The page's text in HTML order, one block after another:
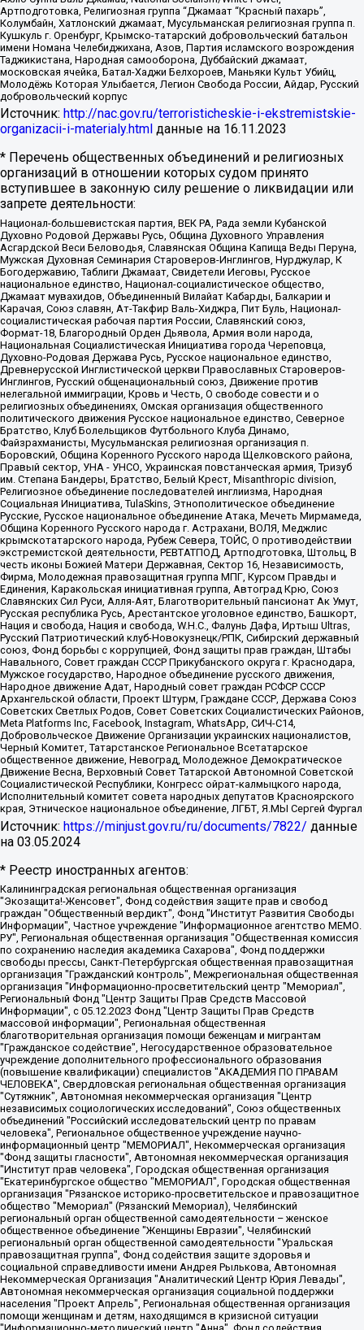
Артподготовка, Религиозная группа “Джамаат “Красный пахарь”,
Колумбайн, Хатлонский джамаат, Мусульманская религиозная группа п.
Кушкуль г. Оренбург, Крымско-татарский добровольческий батальон
имени Номана Челебиджихана, Азов, Партия исламского возрождения
Таджикистана, Народная самооборона, Дуббайский джамаат,
московская ячейка, Батал-Хаджи Белхороев, Маньяки Культ Убийц,
Молодёжь Которая Улыбается, Легион Свобода России, Айдар, Русский
добровольческий корпус
Источник: http://nac.gov.ru/terroristicheskie-i-ekstremistskie-
organizacii-i-materialy.html данные на 16.11.2023
* Перечень общественных объединений и религиозных
организаций в отношении которых судом принято
вступившее в законную силу решение о ликвидации или
запрете деятельности:
Национал-большевистская партия, ВЕК РА, Рада земли Кубанской
Духовно Родовой Державы Русь, Община Духовного Управления
Асгардской Веси Беловодья, Славянская Община Капища Веды Перуна,
Мужская Духовная Семинария Староверов-Инглингов, Нурджулар, К
Богодержавию, Таблиги Джамаат, Свидетели Иеговы, Русское
национальное единство, Национал-социалистическое общество,
Джамаат мувахидов, Объединенный Вилайат Кабарды, Балкарии и
Карачая, Союз славян, Ат-Такфир Валь-Хиджра, Пит Буль, Национал-
социалистическая рабочая партия России, Славянский союз,
Формат-18, Благородный Орден Дьявола, Армия воли народа,
Национальная Социалистическая Инициатива города Череповца,
Духовно-Родовая Держава Русь, Русское национальное единство,
Древнерусской Инглистической церкви Православных Староверов-
Инглингов, Русский общенациональный союз, Движение против
нелегальной иммиграции, Кровь и Честь, О свободе совести и о
религиозных объединениях, Омская организация общественного
политического движения Русское национальное единство, Северное
Братство, Клуб Болельщиков Футбольного Клуба Динамо,
Файзрахманисты, Мусульманская религиозная организация п.
Боровский, Община Коренного Русского народа Щелковского района,
Правый сектор, УНА - УНСО, Украинская повстанческая армия, Тризуб
им. Степана Бандеры, Братство, Белый Крест, Misanthropic division,
Религиозное объединение последователей инглиизма, Народная
Социальная Инициатива, TulaSkins, Этнополитическое объединение
Русские, Русское национальное объединение Атака, Мечеть Мирмамеда,
Община Коренного Русского народа г. Астрахани, ВОЛЯ, Меджлис
крымскотатарского народа, Рубеж Севера, ТОЙС, О противодействии
экстремистской деятельности, РЕВТАТПОД, Артподготовка, Штольц, В
честь иконы Божией Матери Державная, Сектор 16, Независимость,
Фирма, Молодежная правозащитная группа МПГ, Курсом Правды и
Единения, Каракольская инициативная группа, Автоград Крю, Союз
Славянских Сил Руси, Алля-Аят, Благотворительный пансионат Ак Умут,
Русская республика Русь, Арестантское уголовное единство, Башкорт,
Нация и свобода, Нация и свобода, W.H.С., Фалунь Дафа, Иртыш Ultras,
Русский Патриотический клуб-Новокузнецк/РПК, Сибирский державный
союз, Фонд борьбы с коррупцией, Фонд защиты прав граждан, Штабы
Навального, Совет граждан СССР Прикубанского округа г. Краснодара,
Мужское государство, Народное объединение русского движения,
Народное движение Адат, Народный совет граждан РСФСР СССР
Архангельской области, Проект Штурм, Граждане СССР, Держава Союз
Советских Светлых Родов, Совет Советских Социалистических Районов,
Meta Platforms Inc, Facebook, Instagram, WhatsApp, СИЧ-С14,
Добровольческое Движение Организации украинских националистов,
Черный Комитет, Татарстанское Региональное Всетатарское
общественное движение, Невоград, Молодежное Демократическое
Движение Весна, Верховный Совет Татарской Автономной Советской
Социалистической Республики, Конгресс ойрат-калмыцкого народа,
Исполнительный комитет совета народных депутатов Красноярского
края, Этническое национальное объединение, ЛГБТ, Я.МЫ Сергей Фургал
Источник: https://minjust.gov.ru/ru/documents/7822/ данные
на 03.05.2024
* Реестр иностранных агентов:
Калининградская региональная общественная организация "Экозащита!-Женсовет", Фонд содействия защите прав и свобод граждан "Общественный вердикт", Фонд "Институт Развития Свободы Информации", Частное учреждение "Информационное агентство МЕМО. РУ", Региональная общественная организация "Общественная комиссия по сохранению наследия академика Сахарова", Фонд поддержки свободы прессы, Санкт-Петербургская общественная правозащитная организация "Гражданский контроль", Межрегиональная общественная организация "Информационно-просветительский центр "Мемориал", Региональный Фонд "Центр Защиты Прав Средств Массовой Информации", с 05.12.2023 Фонд "Центр Защиты Прав Средств массовой информации", Региональная общественная благотворительная организация помощи беженцам и мигрантам "Гражданское содействие", Негосударственное образовательное учреждение дополнительного профессионального образования (повышение квалификации) специалистов "АКАДЕМИЯ ПО ПРАВАМ ЧЕЛОВЕКА", Свердловская региональная общественная организация "Сутяжник", Автономная некоммерческая организация "Центр независимых социологических исследований", Союз общественных объединений "Российский исследовательский центр по правам человека", Региональное общественное учреждение научно-информационный центр "МЕМОРИАЛ", Некоммерческая организация "Фонд защиты гласности", Автономная некоммерческая организация "Институт прав человека", Городская общественная организация "Екатеринбургское общество "МЕМОРИАЛ", Городская общественная организация "Рязанское историко-просветительское и правозащитное общество "Мемориал" (Рязанский Мемориал), Челябинский региональный орган общественной самодеятельности – женское общественное объединение "Женщины Евразии", Челябинский региональный орган общественной самодеятельности "Уральская правозащитная группа", Фонд содействия защите здоровья и социальной справедливости имени Андрея Рылькова, Автономная Некоммерческая Организация "Аналитический Центр Юрия Левады", Автономная некоммерческая организация социальной поддержки населения "Проект Апрель", Региональная общественная организация помощи женщинам и детям, находящимся в кризисной ситуации "Информационно-методический центр "Анна", Фонд содействия развитию массовых коммуникаций и правовому просвещению "Так-так-Так", Фонд содействия устойчивому развитию "Серебряная тайга", Свердловский региональный общественный фонд социальных проектов "Новое время", "Idel.Реалии", Кавказ.Реалии, Крым.Реалии, Телеканал Настоящее Время, Татаро-башкирская служба Радио Свобода (Azatliq Radiosi), Радио Свободная Европа/Радио Свобода (PCE/PC), "Сибирь.Реалии", "Фактограф", Благотворительный фонд помощи осужденным и их семьям, Автономная некоммерческая организация "Институт глобализации и социальных движений", Фонд "В защиту прав заключенных", Частное учреждение "Центр поддержки и содействия развитию средств массовой информации", Пензенский региональный общественный благотворительный фонд "Гражданский союз", "Север.Реалии", Некоммерческая организация Фонд "Правовая инициатива", Общество с ограниченной ответственностью "Радио Свободная Европа/Радио Свобода", Чешское информационное агентство "MEDIUM-ORIENT", Красноярская региональная общественная организация "Мы против СПИДа", Камалягин Денис Николаевич, Маркелов Сергей Евгеньевич, Пономарев Лев Александрович, Савицкая Людмила Алексеевна, Автономная некоммерческая организация "Центр по работе с проблемой насилия "НАСИЛИЮ.НЕТ", Межрегиональный профессиональный союз работников здравоохранения "Альянс врачей", Юридическое лицо, зарегистрированное в Латвийской Республике, SIA "Medusa Project" (регистрационный номер 40103797863, дата регистрации 10.06.2014), Некоммерческая организация "Фонд по борьбе с коррупцией", Автономная некоммерческая организация "Институт права и публичной политики", Баданин Роман Сергеевич, Гликин Максим Александрович, Железнова Мария Михайловна, Лукьянова Юлия Сергеевна, Маетная Елизавета Витальевна, Маняхин Петр Борисович, Чуракова Ольга Владимировна, Ярош Юлия Петровна, Юридическое лицо "The Insider SIA", зарегистрированное в Риге, Латвийская Республика (дата регистрации 26.06.2015), являющееся администратором доменного имени интернет-издания "The Insider SIA", https://theins.ru, Постернак Алексей Евгеньевич, Рубин Михаил Аркадьевич, Анин Роман Александрович, Юридическое лицо Istories fonds, зарегистрированное в Латвийской Республике (регистрационный номер 50008295751, дата регистрации 24.02.2020), Великовский Дмитрий Александрович, Долинина Ирина Николаевна, Мароховская Алеся Алексеевна, Шлейнов Роман Юрьевич, Шмагун Олеся Валентиновна, Общество с ограниченной ответственностью "Альтаир 2021", Общество с ограниченной ответственностью "Вега 2021", Общество с ограниченной ответственностью "Главный редактор 2021", Общество с ограниченной ответственностью "Ромашки монолит", Важенков Артем Валерьевич, Ивановская областная общественная организация "Центр гендерных исследований", Гурман Юрий Альбертович, Медиапроект "ОВД-Инфо", Егоров Владимир Владимирович, Жилинский Владимир Александрович, Общество с ограниченной ответственностью "ЗП", Иванова София Юрьевна, Карезина Инна Павловна, Кильтау Екатерина Викторовна, Петров Алексей Викторович, Пискунов Сергей Евгеньевич, Смирнов Сергей Сергеевич, Тихонов Михаил Сергеевич, Общество с ограниченной ответственностью "ЖУРНАЛИСТ-ИНОСТРАННЫЙ АГЕНТ", Арапова Галина Юрьевна, Вольтская Татьяна Анатольевна, Американская компания "Mason G.E.S. Anonymous Foundation" (США), являющаяся владельцем интернет-издания https://mnews.world/, Компания "Stichting Bellingcat", зарегистрированная в Нидерландах (дата регистрации 11.07.2018), Захаров Андрей Вячеславович, Клепиковская Екатерина Дмитриевна, Общество с ограниченной ответственностью "МЕМО", Перл Роман Александрович, Симонов Евгений Алексеевич, Соловьева Елена Анатольевна, Сотников Даниил Владимирович, Сурначева Елизавета Дмитриевна, Автономная некоммерческая организация по защите прав человека и информированию населения "Якутия – Наше Мнение", Общество с ограниченной ответственностью "Москоу диджитал медиа", с 26.01.2023 Общество с ограниченной ответственностью "Чайка Белые сады", Ветошкина Валерия Валерьевна, Заговора Максим Александрович, Межрегиональное общественное движение "Российская ЛГБТ - сеть", Оленичев Максим Владимирович, Павлов Иван Юрьевич, Скворцова Елена Сергеевна, Общество с ограниченной ответственностью "Как бы инагент", Кочетков Игорь Викторович, Общество с ограниченной ответственностью "Честные выборы", Еланчик Олег Александрович, Общество с ограниченной ответственностью "Нобелевский призыв", Гималова Регина Эмилевна, Григорьев Андрей Валерьевич, Григорьева Алина Александровна, Ассоциация по содействию защите прав призывников, альтернативнослужащих и военнослужащих "Правозащитная группа "Гражданин.Армия.Право", Хисамова Регина Фаритовна, Автономная некоммерческая организация по реализации социально-правовых программ "Лилит", Дальневосточное общественное движение "Маяк", Санкт-Петербургская ЛГБТ-инициативная группа "Выход", Инициативная группа ЛГБТ+ "Реверс", Алексеев Андрей Викторович, Бекбулатова Таисия Львовна, Беляев Иван Михайлович, Владыкина Елена Сергеевна, Гельман Марат Александрович, Никульшина Вероника Юрьевна, Толоконникова Надежда Андреевна, Шендерович Виктор Анатольевич, Общество с ограниченной ответственностью "Данное сообщение", Общество с ограниченной ответственностью Издательский дом "Новая глава", Айнбиндер Александра Александровна, Московский комьюнити-центр для ЛГБТ+инициатив, Благотворительный фонд развития филантропии, Deutsche Welle (Германия, Kurt-Schumacher-Strasse 3, 53113 Bonn), Борзунова Мария Михайловна, Воробьев Виктор Викторович, Голубева Анна Львовна, Константинова Алла Михайловна, Малкова Ирина Владимировна, Мурадов Мурад Абдулгалимович, Осетинская Елизавета Николаевна, Понасенков Евгений Николаевич, Ганапольский Матвей Юрьевич, Киселев Евгений Алексеевич, Борухович Ирина Григорьевна, Дремин Иван Тимофеевич, Дубровский Дмитрий Викторович, Красноярская региональная общественная организация поддержки и развития альтернативных образовательных технологий и межкультурных коммуникаций "ИНТЕРРА", Маяковская Екатерина Алексеевна, Фейгин Марк Захарович, Филимонов Андрей Викторович, Дзугкоева Регина Николаевна, Доброхотов Роман Александрович, Дудь Юрий Александрович, Елкин Сергей Владимирович, Кругликов Кирилл Игоревич, Сабунаева Мария Леонидовна, Семенов Алексей Владимирович, Шаинян Карен Багратович, Шульман Екатерина Михайловна, Асафьев Артур Валерьевич, Вахштайн Виктор Семенович, Венедиктов Алексей Алексеевич, Лушникова Екатерина Евгеньевна, Волков Леонид Михайлович, Невзоров Александр Глебович, Пархоменко Сергей Борисович, Сироткин Ярослав Николаевич, Кара-Мурза Владимир Владимирович, Баранова Наталья Владимировна, Гозман Леонид Яковлевич, Кагарлицкий Борис Юльевич, Климарев Михаил Валерьевич, Милов Владимир Станиславович, Автономная некоммерческая организация Краснодарский центр современного искусства "Типография", Моргенштерн Алишер Тагирович, Соболь Любовь Эдуардовна, Общество с ограниченной ответственностью "ЛИЗА НОРМ", Каспаров Гарри Кимович, Ходорковский Михаил Борисович, Общество с ограниченной ответственностью "Апрельские тезисы", Данилович Ирина Брониславовна, Кашин Олег Владимирович, Петров Николай Владимирович, Пивоваров Алексей Владимирович, Соколов Михаил Владимирович, Цветкова Юлия Владимировна, Чичваркин Евгений Александрович, Комитет против пыток/Команда против пыток, Общество с ограниченной ответственностью "Первый научный", Общество с ограниченной ответственностью "Вертолет и ко", Белоцерковская Вероника Борисовна, Кац Максим Евгеньевич, Лазарева Татьяна Юрьевна, Шаведдинов Руслан Табризович, Яшин Илья Валерьевич, Общество с ограниченной ответственностью "Иноагент ААВ", Алешковский Дмитрий Петрович, Альбац Евгения Марковна, Быков Дмитрий Львович, Галямина Юлия Евгеньевна, Лойко Сергей Леонидович, Мартынов Кирилл Константинович, Медведев Сергей Александрович, Крашенинников Федор Геннадиевич, Гордеева Катерина Вл